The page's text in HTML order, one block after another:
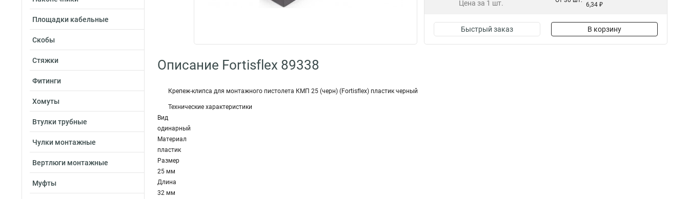
Площадки кабельные
Скобы
Стяжки
Фитинги
Хомуты
Втулки трубные
Чулки монтажные
Вертлюги монтажные
Муфты
Цена за 1 шт.
6,34 ₽
Быстрый заказ В корзину
Описание Fortisflex 89338
Крепеж-клипса для монтажного пистолета КМП 25 (черн) (Fortisflex) пластик черный
Технические характеристики
Вид
одинарный
Материал
пластик
Размер
25 мм
Длина
32 мм